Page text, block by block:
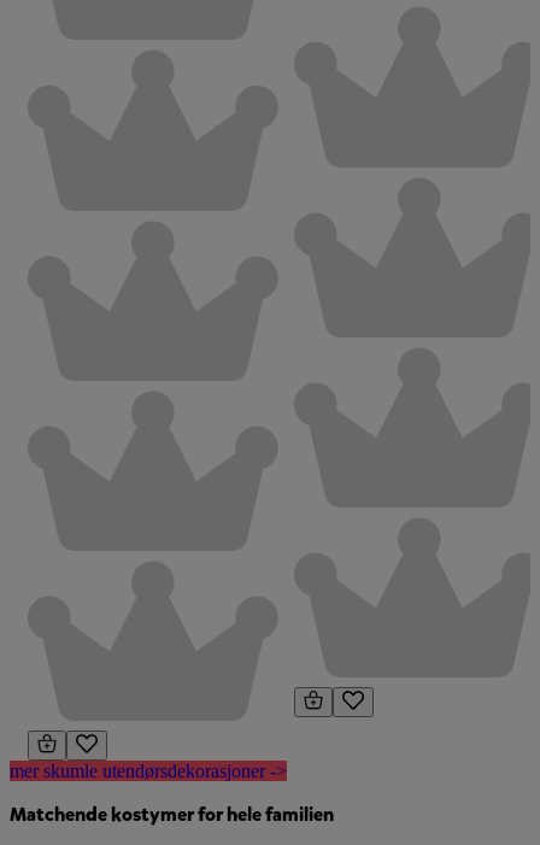
mer skumle utendørsdekorasjoner ->
Matchende kostymer for hele familien